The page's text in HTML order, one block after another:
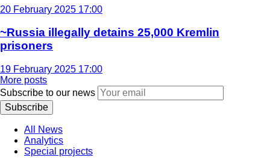
20 February 2025 17:00
~Russia illegally detains 25,000 Kremlin
prisoners
19 February 2025 17:00
More posts
Subscribe to our news
Subscribe
All News
Analytics
Special projects